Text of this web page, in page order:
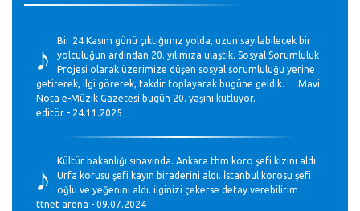
♪
Bir 24 Kasım günü çıktığımız yolda, uzun sayılabilecek bir
yolculuğun ardından 20. yılımıza ulaştık. Sosyal Sorumluluk
Projesi olarak üzerimize düşen sosyal sorumluluğu yerine
getirerek, ilgi görerek, takdir toplayarak bugüne geldik. Mavi
Nota e-Müzik Gazetesi bugün 20. yaşını kutluyor.
editör - 24.11.2025
♪
Kültür bakanlığı sınavında. Ankara thm koro şefi kızını aldı.
Urfa korusu şefi kayın biraderini aldı. İstanbul korosu şefi
oğlu ve yeğenini aldı. ilginizi çekerse detay verebilirim
ttnet arena - 09.07.2024